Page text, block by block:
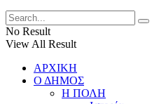
No Result
View All Result
ΑΡΧΙΚΗ
Ο ΔΗΜΟΣ
Η ΠΟΛΗ